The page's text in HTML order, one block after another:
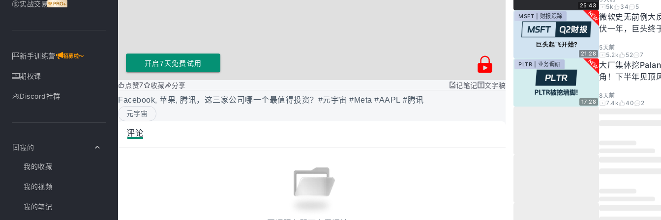
实战交易
新手训练营 招募啦～
期权课
Discord社群
我的
我的收藏
我的视频
我的笔记
开启7天免费试用
点赞7 收藏 分享 记笔记
文字稿
Facebook, 苹果, 腾讯，这三家公司哪一个最值得投资？#元宇宙 #Meta #AAPL #腾讯
元宇宙
评论
25:43
5k
34 5
21:28
MSFT | 财报跟踪
微软史无前例大
伏一年，巨头终
5天前
5.2k
52 7
17:28
PLTR | 业务调研
大厂集体挖
角！下半年见顶
还要投资吗？
8天前
7.4k
40 2